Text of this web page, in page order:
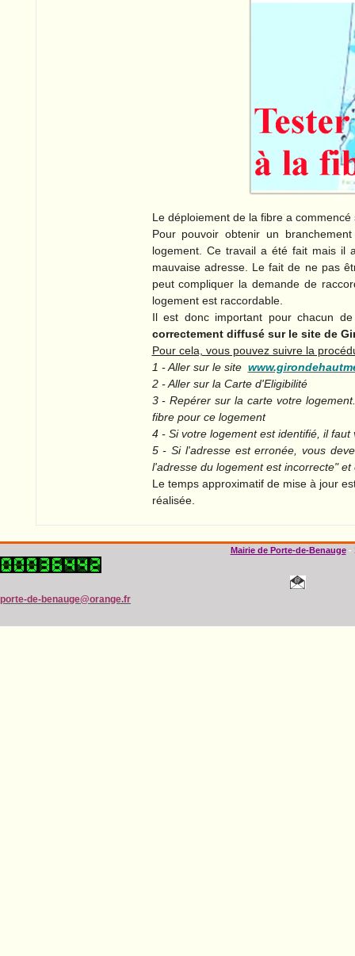
Le déploiement de la fibre a
Pour pouvoir obtenir un
logement. Ce travail a été fait mais il
mauvaise adresse. Le fait de ne pas
peut compliquer la demande de
logement est raccordable.
Il est donc important pour chacun
correctement diffusé sur le site de
Pour cela, vous pouvez suivre la
1 - Aller sur le site
2 - Aller sur la Carte d'Eligibilité
3 - Repérer sur la carte votre
fibre pour ce logement
4 - Si votre logement est identifié, il
5 - Si l'adresse est erronée, vous
l'adresse du logement est incorrecte"
Le temps approximatif de mise à jour
réalisée.
Mairie de Porte-de-Benauge-
porte-de-benauge@orange.fr